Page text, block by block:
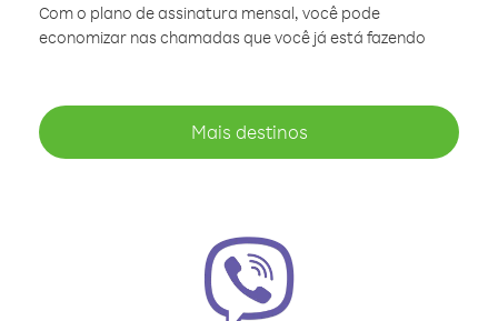
Com o plano de assinatura mensal, você pode
economizar nas chamadas que você já está fazendo
Mais destinos